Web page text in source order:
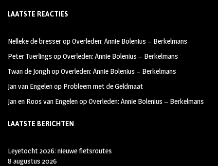
b
oo
k
ag
m
tt
LAATSTE REACTIES
Nelleke de bresseropOverleden: Annie Bolenius – Berkelmans
Peter Tuerlings opOverleden: Annie Bolenius – Berkelmans
Twan de JonghopOverleden: Annie Bolenius – Berkelmans
Jan van Engelenop Probleem met de Geldmaat
Jan en Roos van EngelenopOverleden: Annie Bolenius – Berkelmans
LAATSTE BERICHTEN
Leyetocht 2026: nieuwe fietsroutes
8 augustus 2026